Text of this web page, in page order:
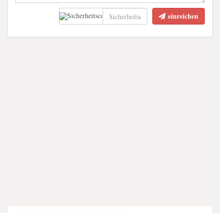
einreichen